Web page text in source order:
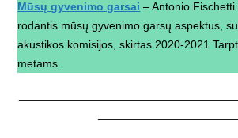
Mūsų gyvenimo garsai – Antonio Fischetti
rodantis mūsų gyvenimo garsų aspektus,
akustikos komisijos, skirtas 2020-2021
metams.